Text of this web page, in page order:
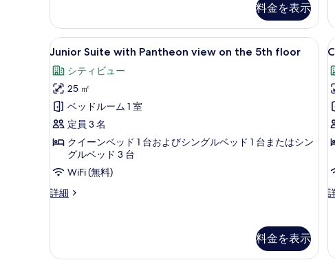
す
べ
て
の
写
真
を
表
示
す
る
fifth
floor
in
the
separate
building
の
詳
細
料金を表示
を
の
Junior
Suite
with
Pantheon
view
on
the
5th
floor
の
Junior Suite with Pantheon view on
9
Junior Suite with Pantheon view on the 5th floor
シティビュー
25 ㎡
ベッドルーム 1 室
定員 3 名
クイーンベッド 1 台およびシングルベッド 1 台またはシン
グルベッド 3 台
WiFi (無料)
詳細
Junior
on
料金を表示